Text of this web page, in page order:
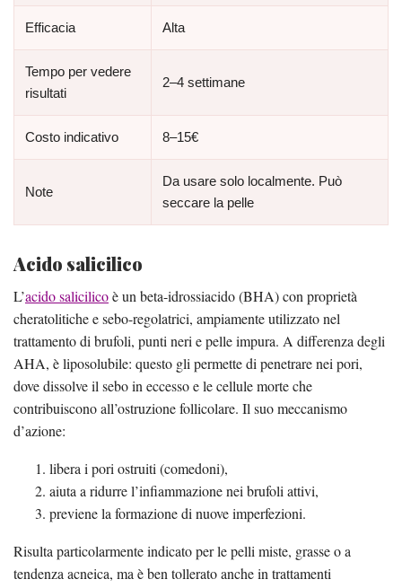
Efficacia Alta
Tempo per vedere
risultati
2–4 settimane
Costo indicativo 8–15€
Note
Da usare solo localmente. Può
seccare la pelle
Acido salicilico
L’acido salicilicoè un beta-idrossiacido (BHA) con proprietà
cheratolitiche e sebo-regolatrici, ampiamente utilizzato nel
trattamento di brufoli, punti neri e pelle impura. A differenza degli
AHA, è liposolubile: questo gli permette di penetrare nei pori,
dove dissolve il sebo in eccesso e le cellule morte che
contribuiscono all’ostruzione follicolare. Il suo meccanismo
d’azione:
libera i pori ostruiti (comedoni),
aiuta a ridurre l’infiammazione nei brufoli attivi,
previene la formazione di nuove imperfezioni.
Risulta particolarmente indicato per le pelli miste, grasse o a
tendenza acneica, ma è ben tollerato anche in trattamenti